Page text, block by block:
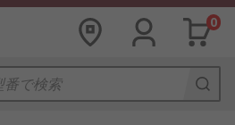
0